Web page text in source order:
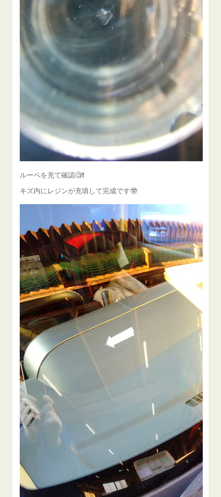
ルーペを充て確認🧐❗️
キズ内にレジンが充填して完成です🤓